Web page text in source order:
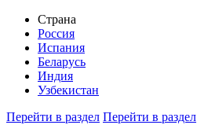
Страна
Россия
Испания
Беларусь
Индия
Узбекистан
Перейти в раздел Перейти в раздел